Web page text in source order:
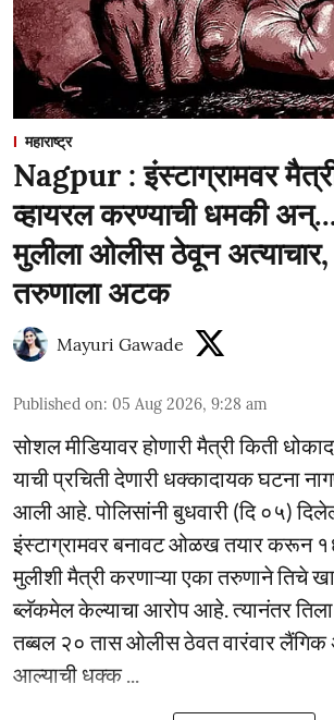
महाराष्ट्र
Nagpur : इंस्टाग्रामवर
व्हायरल करण्याची धमकी
मुलीला ओलीस ठेवून अत्याचार,
तरुणाला अटक
Mayuri Gawade
Published on: 05 Aug 2026, 9:28 am
सोशल मीडियावर होणारी मैत्री किती
याची प्रचिती देणारी धक्कादायक घटना
आली आहे. पोलिसांनी बुधवारी (दि ०५)
इंस्टाग्रामवर बनावट ओळख तयार करून
मुलीशी मैत्री करणाऱ्या एका तरुणाने तिचे
ब्लॅकमेल केल्याचा आरोप आहे. त्यानंतर तिला
तब्बल २० तास ओलीस ठेवत वारंवार लैंगिक
आल्याची धक्क ...